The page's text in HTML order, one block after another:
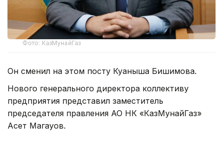
Фото: КазМунайГаз
Он сменил на этом посту Куаныша Бишимова.
Нового генерального директора коллективу
предприятия представил заместитель
председателя правления АО НК «КазМунайГаз»
Асет Магауов.